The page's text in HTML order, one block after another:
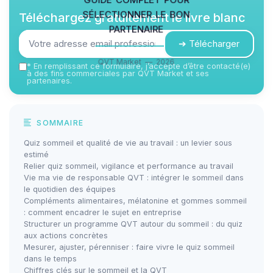
sélectionner le bon
partenaire
QVT Market — 2026
Téléchargez gratuitement le livre blanc
➔ Télécharger
* En remplissant ce formulaire, j’accepte d’être contacté(e)
à des fins commerciales par QVT Market et ses
partenaires.
SOMMAIRE
Quiz sommeil et qualité de vie au travail : un levier sous
estimé
Relier quiz sommeil, vigilance et performance au travail
Vie ma vie de responsable QVT : intégrer le sommeil dans
le quotidien des équipes
Compléments alimentaires, mélatonine et gommes sommeil
: comment encadrer le sujet en entreprise
Structurer un programme QVT autour du sommeil : du quiz
aux actions concrètes
Mesurer, ajuster, pérenniser : faire vivre le quiz sommeil
dans le temps
Chiffres clés sur le sommeil et la QVT